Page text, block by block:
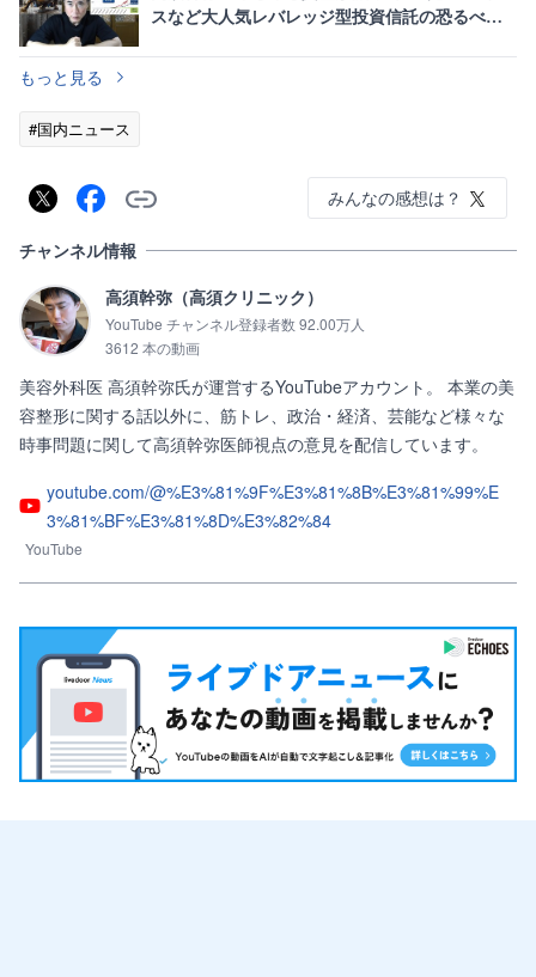
スなど大人気レバレッジ型投資信託の恐るべき
もっと見る
#国内ニュース
みんなの感想は？
チャンネル情報
高須幹弥（高須クリニック）
YouTube チャンネル登録者数 92.00万人
3612 本の動画
美容外科医 高須幹弥氏が運営するYouTubeアカウント。 本業の美
容整形に関する話以外に、筋トレ、政治・経済、芸能など様々な
時事問題に関して高須幹弥医師視点の意見を配信しています。
youtube.com/@%E3%81%9F%E3%81%8B%E3%81%99%E
3%81%BF%E3%81%8D%E3%82%84
YouTube